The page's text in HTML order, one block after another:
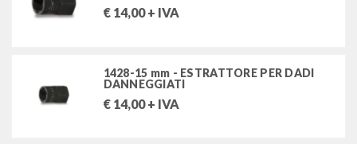
€ 14,00+ IVA
1428-15 mm - ESTRATTORE PER DADI
DANNEGGIATI
€ 14,00+ IVA